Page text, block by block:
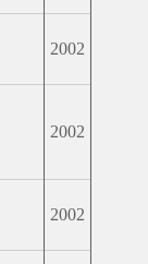
2002
2002
2002